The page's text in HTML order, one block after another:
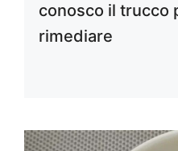
conosco il trucco
rimediare